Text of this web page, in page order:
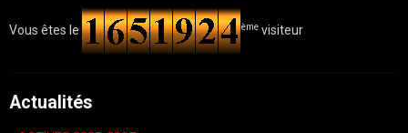
Vous êtes le ème visiteur
Actualités